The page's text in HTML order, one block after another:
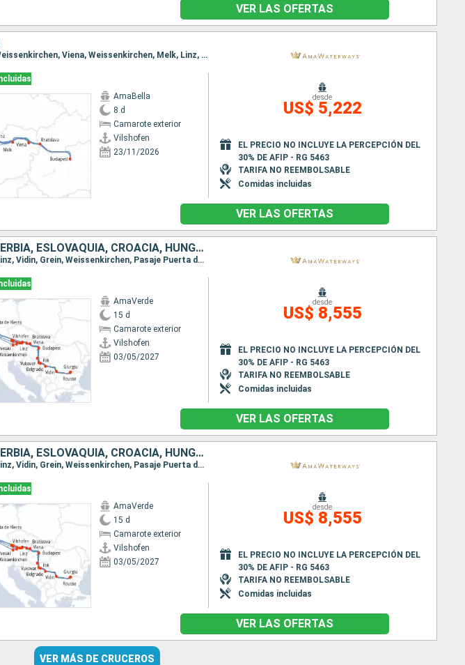
VER LAS OFERTAS
Itinerario : Vilshofen, Budapest, Passau, Linz, Bratislava, Weissenkirchen, Viena, Weissenkirchen, Melk, Linz, Viena, Budapest, Passau, Vilshofen, Budapest, Vilshofen
AmaBella
8 d
Camarote exterior
Vilshofen
23/11/2026
desde
US$ 5,222
EL PRECIO NO INCLUYE LA PERCEPCIÓN DEL
30% DE AFIP - RG 5463
TARIFA NO REEMBOLSABLE
Comidas incluidas
VER LAS OFERTAS
ALEMANIA, RUMANIA, AUSTRIA, BULGARIA, SERBIA, ESLOVAQUIA, CROACIA, HUNGRÍA
Itinerario : Vilshofen, Giurgiu, Passau, Rousse, Vilshofen, Linz, Vidin, Grein, Weissenkirchen, Pasaje Puerta de Hierro, Melk, Spitz, Viena, Belgrado, Weissenkirchen, Viena, Bratislava, ilok, Vukovar, Budapest, Mohacs, Budapest, Mohacs, Vukovar, Bratislava, Viena, Belgrado, Weissenkirchen, Krems, Pasaje Puerta de Hierro, Spitz, Grein, Linz, Vidin, Passau, Rousse, Vilshofen, Giurgiu, Vilshofen
AmaVerde
15 d
Camarote exterior
Vilshofen
03/05/2027
desde
US$ 8,555
EL PRECIO NO INCLUYE LA PERCEPCIÓN DEL
30% DE AFIP - RG 5463
TARIFA NO REEMBOLSABLE
Comidas incluidas
VER LAS OFERTAS
ALEMANIA, RUMANIA, AUSTRIA, BULGARIA, SERBIA, ESLOVAQUIA, CROACIA, HUNGRÍA
Itinerario : Vilshofen, Giurgiu, Rousse, Vilshofen, Passau, Linz, Vidin, Grein, Weissenkirchen, Pasaje Puerta de Hierro, Melk, Spitz, Belgrado, Weissenkirchen, Viena, Bratislava, ilok, Vukovar, Viena, Budapest, Mohacs, Budapest, Mohacs, Vukovar, Bratislava, Viena, Belgrado, Weissenkirchen, Krems, Pasaje Puerta de Hierro, Grein, Spitz, Linz, Vidin, Passau, Rousse, Vilshofen, Giurgiu, Vilshofen
AmaVerde
15 d
Camarote exterior
Vilshofen
03/05/2027
desde
US$ 8,555
EL PRECIO NO INCLUYE LA PERCEPCIÓN DEL
30% DE AFIP - RG 5463
TARIFA NO REEMBOLSABLE
Comidas incluidas
VER LAS OFERTAS
VER MÁS DE CRUCEROS